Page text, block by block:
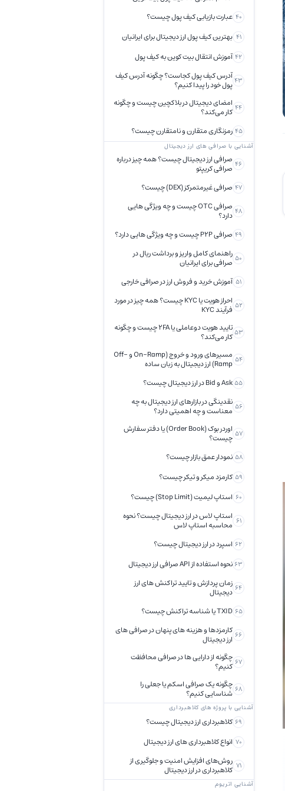
40 عبارت بازیابی کیف پول چیست؟
41 بهترین کیف پول ارز دیجیتال برای ایرانیان
42 آموزش انتقال بیت کوین به کیف پول
43آدرس کیف پول کجاست؟ چگونه آدرس کیف
پول خود را پیدا کنیم؟
44 امضای دیجیتال در بلاکچین چیست و چگونه
کار می‌کند؟
45 رمزنگاری متقارن و نامتقارن چیست؟
آشنایی با صرافی های ارز دیجیتال
46 صرافی ارز دیجیتال چیست؟ همه چیز درباره
صرافی کریپتو
47 صرافی‌ غیرمتمرکز (DEX) چیست؟
48 صرافی OTC چیست و چه ویژگی هایی
دارد؟
49 صرافی P2P چیست و چه ویژگی هایی دارد؟
50 راهنمای کامل واریز و برداشت ریال در
صرافی برای ایرانیان
51 آموزش خرید و فروش ارز در صرافی خارجی
52 احراز هویت یا KYC چیست؟ همه چیز در مورد
فرآیند KYC
53 تایید هویت دوعاملی یا 2FA چیست و چگونه
کار می‌کند؟
54 مسیرهای ورود و خروج (On-Ramp و Off-
Ramp) ارز دیجیتال به زبان ساده
55Ask و Bid در ارز دیجیتال چیست؟
56 نقدینگی در بازارهای ارز دیجیتال به چه
معناست و چه اهمیتی دارد؟
57 اوردر بوک (Order Book) یا دفتر سفارش
چیست؟
58 نمودار عمق بازار چیست؟
59 کارمزد میکر و تیکر چیست؟
60 استاپ لیمیت (Stop Limit) چیست؟
61 استاپ لاس در ارز دیجیتال چیست؟ نحوه
محاسبه استاپ لاس
62 اسپرد در ارز دیجیتال چیست؟
63 نحوه استفاده از API صرافی ارز دیجیتال
64 زمان پردازش و تایید تراکنش های ارز
دیجیتال
65 TXID یا شناسه تراکنش چیست؟
66 کارمزدها و هزینه های پنهان در صرافی های
ارز دیجیتال
67 چگونه از دارایی‌ ها در صرافی محافظت
کنیم؟
68 چگونه یک صرافی اسکم یا جعلی را
شناسایی کنیم؟
آشنایی با پروژه های کلاهبرداری
69 کلاهبرداری ارز دیجیتال چیست؟
70 انواع کلاهبرداری های ارز دیجیتال
71 روش‌های افزایش امنیت و جلوگیری از
کلاهبرداری در ارز دیجیتال
آشنایی اتریوم